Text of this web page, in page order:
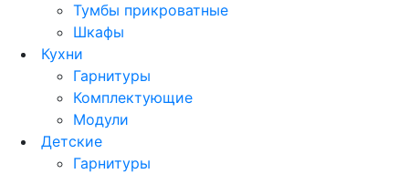
Тумбы прикроватные
Шкафы
Кухни
Гарнитуры
Комплектующие
Модули
Детские
Гарнитуры